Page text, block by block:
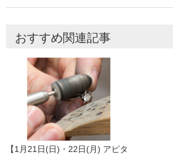
おすすめ関連記事
【1月21日(日)・22日(月) アピタ